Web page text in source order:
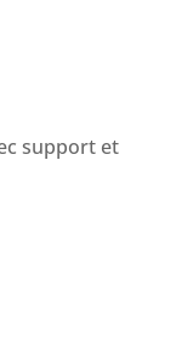
support et